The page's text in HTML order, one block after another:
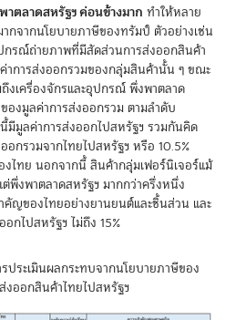
ตลาดสหรัฐฯ ค่อนข้างมาก ทำให้หลาย
กจากนโยบายภาษีของทรัมป์ ตัวอย่างเช่น
รณ์ถ่ายภาพที่มีสัดส่วนการส่งออกสินค้า
าการส่งออกรวมของกลุ่มสินค้านั้น ๆ ขณะ
งเครื่องจักรและอุปกรณ์ พึ่งพาตลาด
องมูลค่าการส่งออกรวม ตามลำดับ
มีมูลค่าการส่งออกไปสหรัฐฯ รวมกันคิด
อกรวมจากไทยไปสหรัฐฯ หรือ 10.5%
ไทย นอกจากนี้ สินค้ากลุ่มเฟอร์นิเจอร์แม้
พึ่งพาตลาดสหรัฐฯ มากกว่าครึ่งหนึ่ง
ญของไทยอย่างยานยนต์และชิ้นส่วน และ
กไปสหรัฐฯ ไม่ถึง 15%
ประเมินผลกระทบจากนโยบายภาษีของ
ออกสินค้าไทยไปสหรัฐฯ